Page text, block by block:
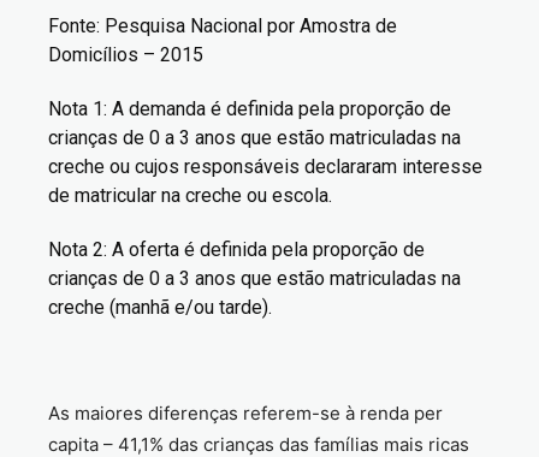
Fonte: Pesquisa Nacional por Amostra de
Domicílios – 2015
Nota 1: A demanda é definida pela proporção de
crianças de 0 a 3 anos que estão matriculadas na
creche ou cujos responsáveis declararam interesse
de matricular na creche ou escola.
Nota 2: A oferta é definida pela proporção de
crianças de 0 a 3 anos que estão matriculadas na
creche (manhã e/ou tarde).
As maiores diferenças referem-se à renda per
capita – 41,1% das crianças das famílias mais ricas